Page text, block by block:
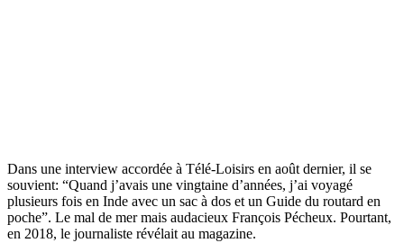
Dans une interview accordée à Télé-Loisirs en août dernier, il se
souvient: “Quand j’avais une vingtaine d’années, j’ai voyagé
plusieurs fois en Inde avec un sac à dos et un Guide du routard en
poche”. Le mal de mer mais audacieux François Pécheux. Pourtant,
en 2018, le journaliste révélait au magazine.